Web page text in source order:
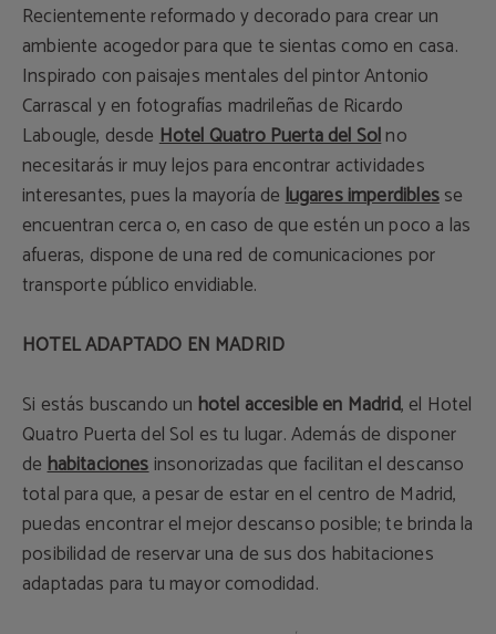
Recientemente reformado y decorado para crear un
ambiente acogedor para que te sientas como en casa.
Inspirado con paisajes mentales del pintor Antonio
Carrascal y en fotografías madrileñas de Ricardo
Labougle, desdeHotel Quatro Puerta del Solno
necesitarás ir muy lejos para encontrar actividades
interesantes, pues la mayoría delugares imperdiblesse
encuentran cerca o, en caso de que estén un poco a las
afueras, dispone de una red de comunicaciones por
transporte público envidiable.
HOTEL ADAPTADO EN MADRID
Si estás buscando un hotel accesible en Madrid, el Hotel
Quatro Puerta del Sol es tu lugar. Además de disponer
dehabitacionesinsonorizadas que facilitan el descanso
total para que, a pesar de estar en el centro de Madrid,
puedas encontrar el mejor descanso posible; te brinda la
posibilidad de reservar una de sus dos habitaciones
adaptadas para tu mayor comodidad.